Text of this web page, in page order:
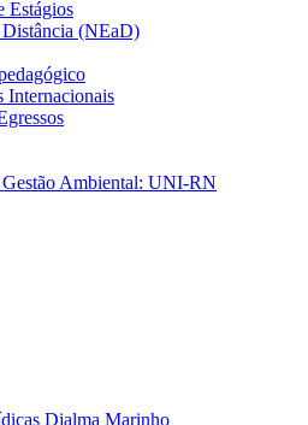
Estágios
(NEaD)
Internacionais
Ambiental: UNI-RN
Djalma Marinho